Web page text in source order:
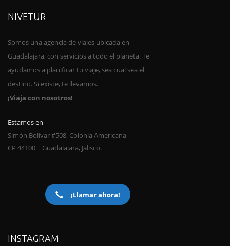
NIVETUR
Somos una agencia de viajes ubicada en
Guadalajara, con servicios a todo el planeta. Te
ayudamos a planificar tu viaje, sea cual sea el
destino. Si existe, te llevamos.
¡Viaja con nosotros!
Estamos en
Simón Bolívar #508, Colonia Americana
CP 44100 | Guadalajara, Jalisco.
¡Llamar ahora!
INSTAGRAM